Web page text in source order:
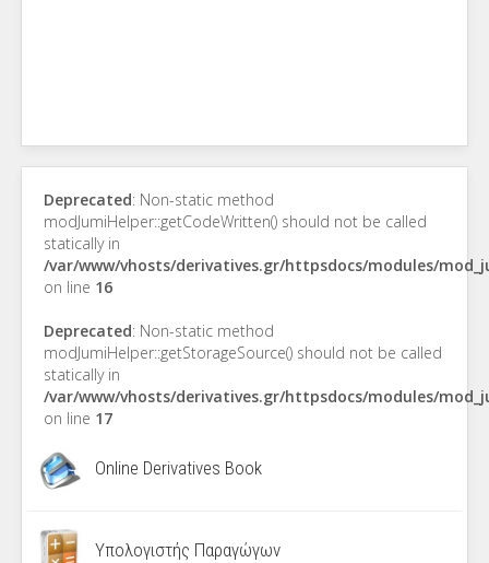
Deprecated: Non-static method
modJumiHelper::getCodeWritten() should not be called
statically in
/var/www/vhosts/derivatives.gr/httpsdocs/modules/
on line 16
Deprecated: Non-static method
modJumiHelper::getStorageSource() should not be called
statically in
/var/www/vhosts/derivatives.gr/httpsdocs/modules/
on line 17
Online Derivatives Book
Υπολογιστής Παραγώγων